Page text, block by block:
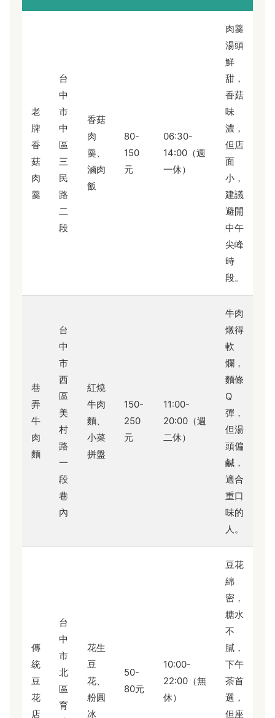
老
牌
香
菇
肉
羹
台
中
市
中
區
三
民
路
二
段
香菇
肉
羹、
滷肉
飯
80-
150
元
06:30-
14:00（週
一休）
肉羹
湯頭
鮮
甜，
香菇
味
濃，
但店
面
小，
建議
避開
中午
尖峰
時
段。
巷
弄
牛
肉
麵
台
中
市
西
區
美
村
路
一
段
巷
內
紅燒
牛肉
麵、
小菜
拼盤
150-
250
元
11:00-
20:00（週
二休）
牛肉
燉得
軟
爛，
麵條
Q
彈，
但湯
頭偏
鹹，
適合
重口
味的
人。
傳
統
豆
花
店
台
中
市
北
區
育
花生
豆
花、
粉圓
冰
50-
80元
10:00-
22:00（無
休）
豆花
綿
密，
糖水
不
膩，
下午
茶首
選，
但座